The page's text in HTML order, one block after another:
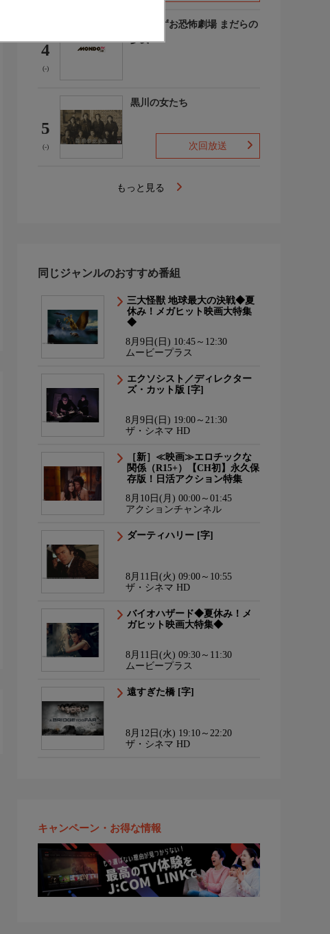
4
(-)
楳図かずお恐怖劇場 まだらの
少女
5
(-)
黒川の女たち
次回放送
もっと見る
同じジャンルのおすすめ番組
三大怪獣 地球最大の決戦◆夏
休み！メガヒット映画大特集
◆
8月9日(日) 10:45～12:30
ムービープラス
エクソシスト／ディレクター
ズ・カット版 [字]
8月9日(日) 19:00～21:30
ザ・シネマ HD
［新］≪映画≫エロチックな
関係（R15+）【CH初】永久保
存版！日活アクション特集
8月10日(月) 00:00～01:45
アクションチャンネル
ダーティハリー [字]
8月11日(火) 09:00～10:55
ザ・シネマ HD
バイオハザード◆夏休み！メ
ガヒット映画大特集◆
8月11日(火) 09:30～11:30
ムービープラス
遠すぎた橋 [字]
8月12日(水) 19:10～22:20
ザ・シネマ HD
キャンペーン・お得な情報